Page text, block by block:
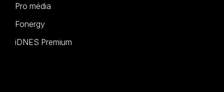
Pro média
Fonergy
iDNES Premium